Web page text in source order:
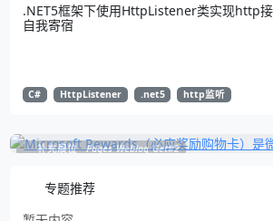
.NET5框架下使用HttpListener类实现http
自我寄宿
C# HttpListener .net5 http监听
补充展位 Pages_Weblog_Get#2
专题推荐